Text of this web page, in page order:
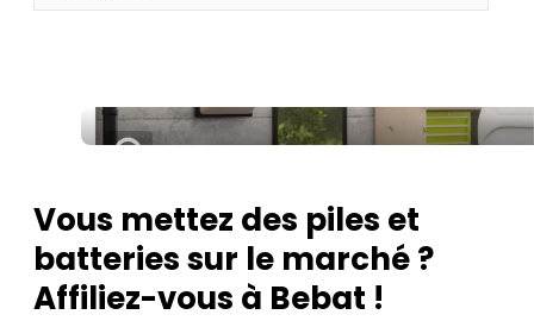
Contact direct
EntreprisesMerci de votre inscription
S’inscrire
Meest gelezen
Newsletter
Podcasts
Électricité
Photovoltaïques
Vous mettez des piles et
batteries sur le marché ?
Affiliez-vous à Bebat !